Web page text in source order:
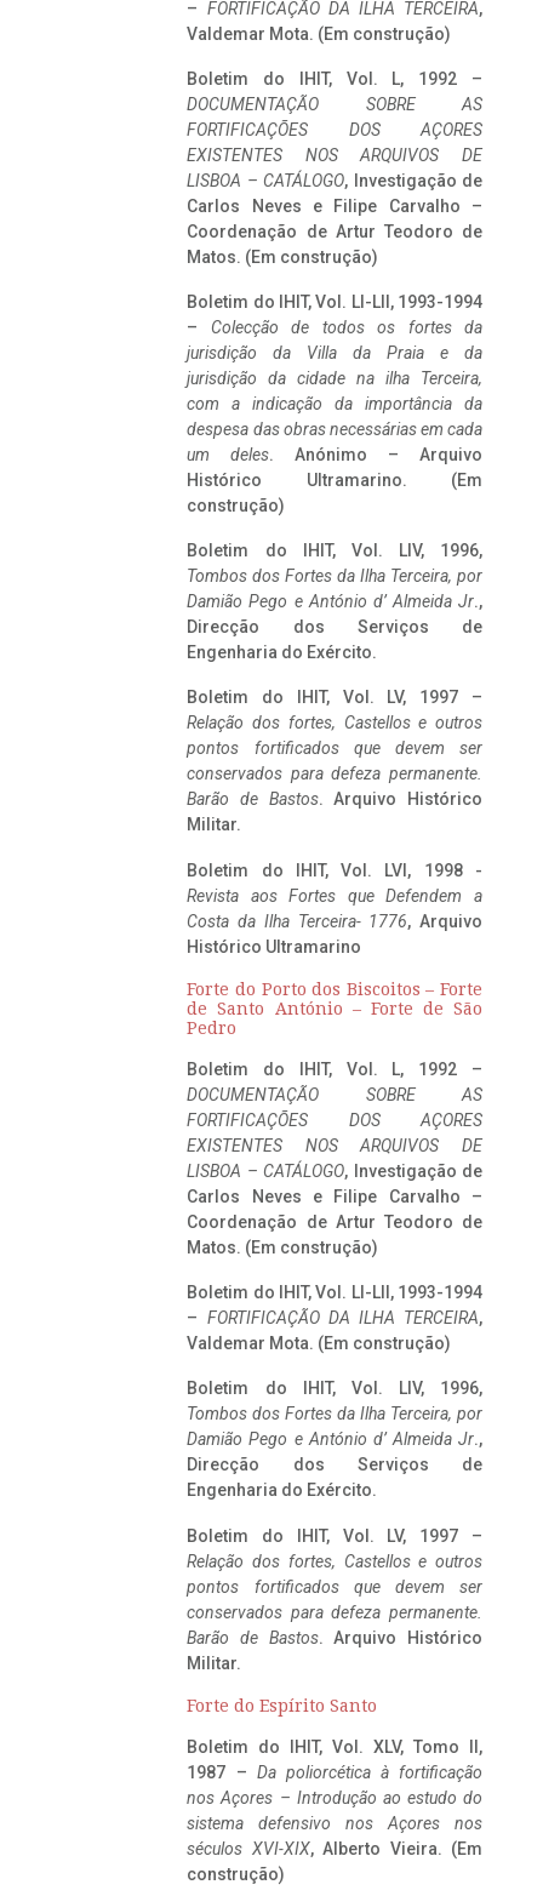
– FORTIFICAÇÃO DA ILHA TERCEIRA,
Valdemar Mota. (Em construção)
Boletim do IHIT, Vol. L, 1992 –
DOCUMENTAÇÃO SOBRE AS
FORTIFICAÇÕES DOS AÇORES
EXISTENTES NOS ARQUIVOS DE
LISBOA – CATÁLOGO, Investigação de
Carlos Neves e Filipe Carvalho –
Coordenação de Artur Teodoro de
Matos. (Em construção)
Boletim do IHIT, Vol. LI-LII, 1993-1994
– Colecção de todos os fortes da
jurisdição da Villa da Praia e da
jurisdição da cidade na ilha Terceira,
com a indicação da importância da
despesa das obras necessárias em cada
um deles. Anónimo – Arquivo
Histórico Ultramarino. (Em
construção)
Boletim do IHIT, Vol. LIV, 1996,
Tombos dos Fortes da Ilha Terceira, por
Damião Pego e António d’ Almeida Jr.,
Direcção dos Serviços de
Engenharia do Exército.
Boletim do IHIT, Vol. LV, 1997 –
Relação dos fortes, Castellos e outros
pontos fortificados que devem ser
conservados para defeza permanente.
Barão de Bastos. Arquivo Histórico
Militar.
Boletim do IHIT, Vol. LVI, 1998 -
Revista aos Fortes que Defendem a
Costa da Ilha Terceira- 1776, Arquivo
Histórico Ultramarino
Forte do Porto dos Biscoitos – Forte
de Santo António – Forte de São
Pedro
Boletim do IHIT, Vol. L, 1992 –
DOCUMENTAÇÃO SOBRE AS
FORTIFICAÇÕES DOS AÇORES
EXISTENTES NOS ARQUIVOS DE
LISBOA – CATÁLOGO, Investigação de
Carlos Neves e Filipe Carvalho –
Coordenação de Artur Teodoro de
Matos. (Em construção)
Boletim do IHIT, Vol. LI-LII, 1993-1994
– FORTIFICAÇÃO DA ILHA TERCEIRA,
Valdemar Mota. (Em construção)
Boletim do IHIT, Vol. LIV, 1996,
Tombos dos Fortes da Ilha Terceira, por
Damião Pego e António d’ Almeida Jr.,
Direcção dos Serviços de
Engenharia do Exército.
Boletim do IHIT, Vol. LV, 1997 –
Relação dos fortes, Castellos e outros
pontos fortificados que devem ser
conservados para defeza permanente.
Barão de Bastos. Arquivo Histórico
Militar.
Forte do Espírito Santo
Boletim do IHIT, Vol. XLV, Tomo II,
1987 – Da poliorcética à fortificação
nos Açores – Introdução ao estudo do
sistema defensivo nos Açores nos
séculos XVI-XIX, Alberto Vieira. (Em
construção)